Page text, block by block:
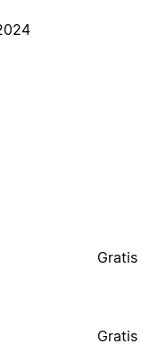
Gratis
Gratis